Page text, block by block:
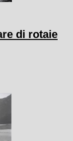
di rotaie